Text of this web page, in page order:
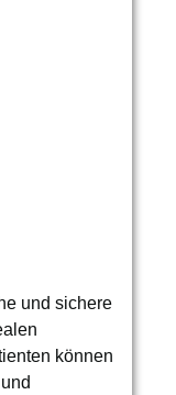
und sichere
können